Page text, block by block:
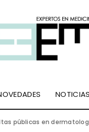
NOTICIAS
en dermatología se